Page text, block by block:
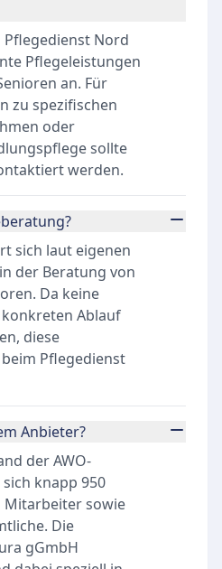
Pflegedienst Nord
Pflegeleistungen
an. Für
zu spezifischen
oder
sollte
werden.
sich laut eigenen
der Beratung von
Da keine
Ablauf
diese
Pflegedienst
Anbieter?
der AWO-
knapp 950
sowie
Die
gGmbH